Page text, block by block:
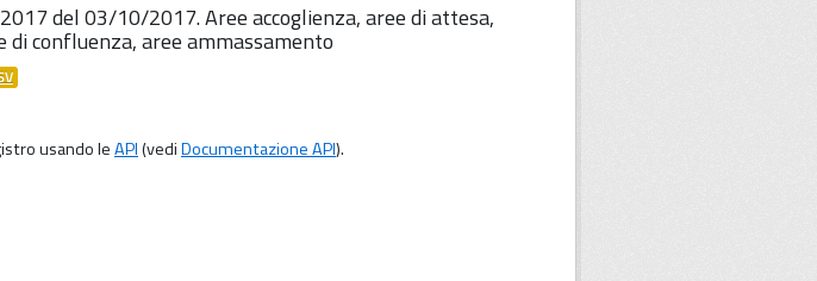
del 03/10/2017. Aree accoglienza, aree di attesa,
confluenza, aree ammassamento
usando leAPI(vediDocumentazione API).